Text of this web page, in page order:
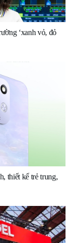
‘xanh vỏ, đỏ
thiết kế trẻ trung,